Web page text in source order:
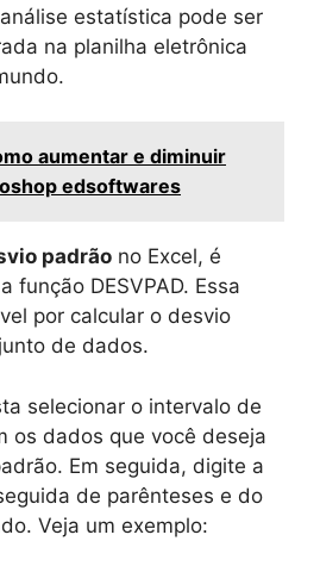
estatística pode ser
na planilha eletrônica
aumentar e diminuir
edsoftwares
padrão no Excel, é
função DESVPAD. Essa
por calcular o desvio
de dados.
selecionar o intervalo de
os dados que você deseja
Em seguida, digite a
de parênteses e do
Veja um exemplo: